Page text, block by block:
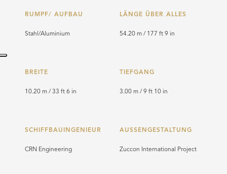
RUMPF/ AUFBAU
Stahl/Aluminium
LÄNGE ÜBER ALLES
54.20 m / 177 ft 9 in
BREITE
10.20 m / 33 ft 6 in
TIEFGANG
3.00 m / 9 ft 10 in
SCHIFFBAUINGENIEUR
CRN Engineering
AUSSENGESTALTUNG
Zuccon International Project